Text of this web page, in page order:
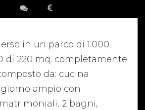
in un parco di 1.000
di 220 mq. completamente
da: cucina
ampio con
2 bagni,